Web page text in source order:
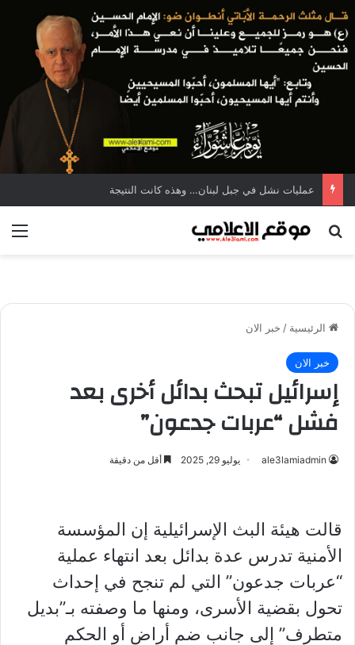
عمليات نشل في جبل لبنان… وهذه كانت النتيجة
بحث عن
الرئيسية / خبر الان
خبر الان
إسرائيل تبحث بدائل أخرى بعد
فشل “عربات جدعون”
ale3lamiadmin يوليو 29, 2025 أقل من دقيقة
قالت هيئة البث الإسرائيلية إن المؤسسة
الأمنية تدرس عدة بدائل بعد انتهاء عملية
“عربات جدعون” التي لم تنجح في إحداث
تحول بقضية الأسرى، ومنها ما وصفته بـ”بديل
متطرف” إلى جانب ضم أراض أو الحكم